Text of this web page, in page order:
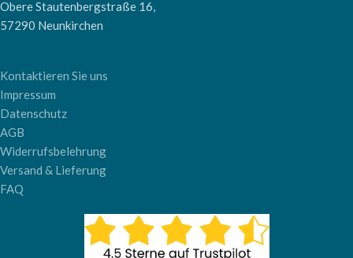
Obere Stautenbergstraße 16,
57290 Neunkirchen
Kontaktieren Sie uns
Impressum
Datenschutz
AGB
Widerrufsbelehrung
Versand & Lieferung
FAQ